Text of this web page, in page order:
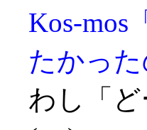
Kos-mos
たかっ
わし「